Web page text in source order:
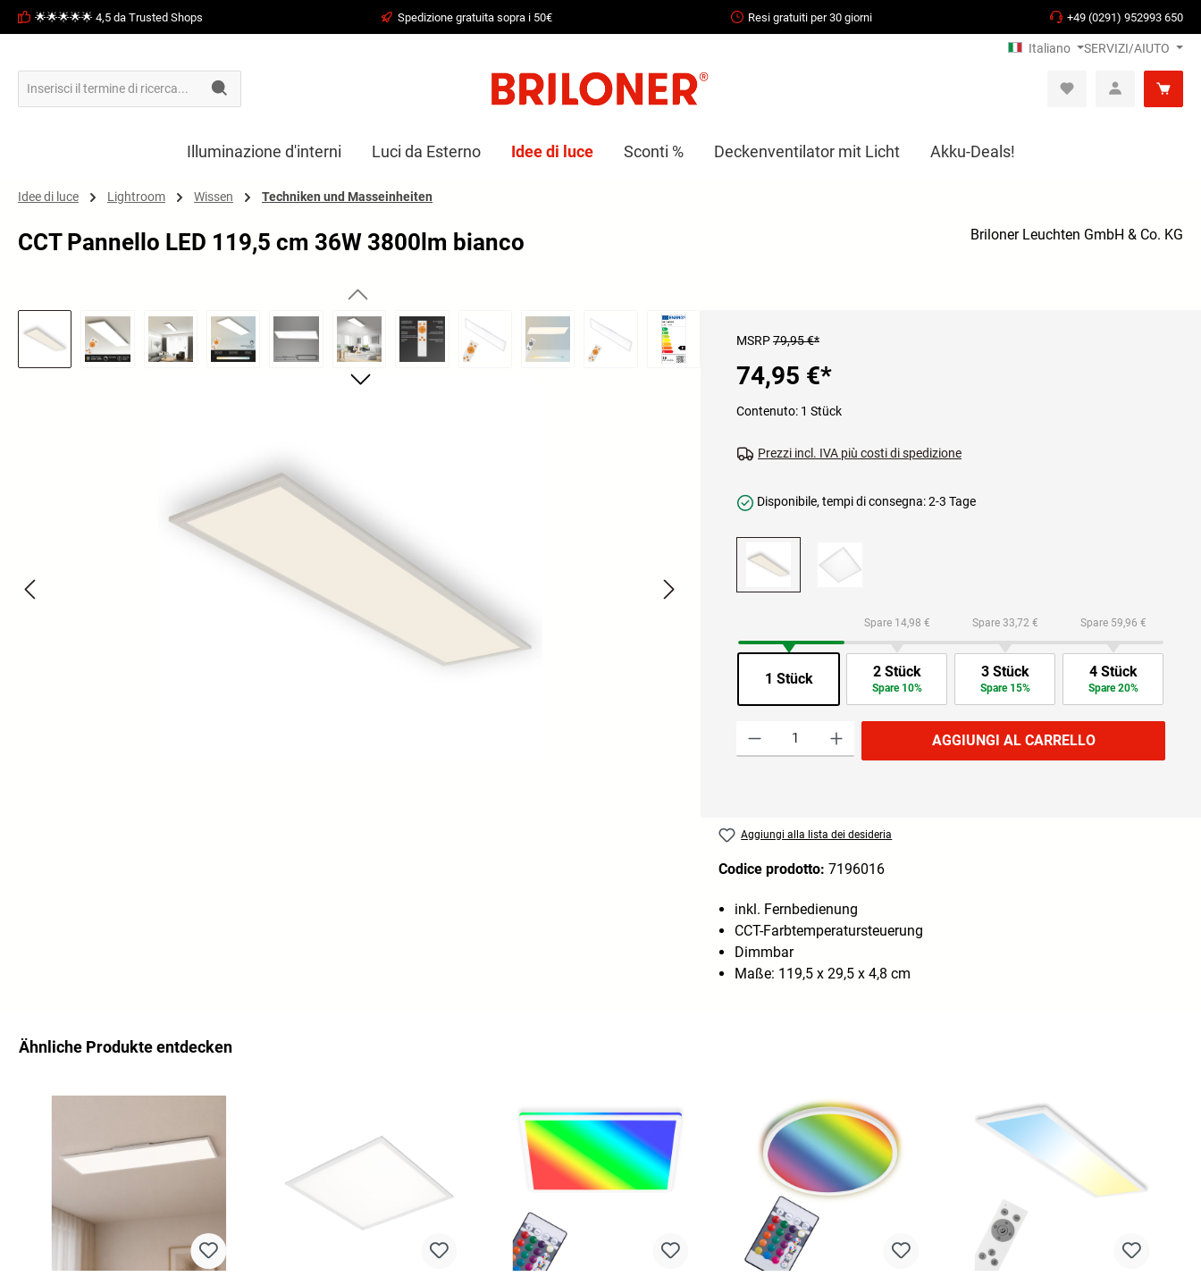
Passa alla navigazione principale
🌟🌟🌟🌟🌟 4,5 da Trusted Shops Spedizione gratuita sopra i 50€ Resi gratuiti per 30 giorni +49 (0291) 952993 650
Italiano SERVIZI/AIUTO
Illuminazione d'interni Luci da Esterno Idee di luce Sconti % Deckenventilator mit Licht Akku-Deals!
Idee di luce Lightroom Wissen Techniken und Masseinheiten
CCT Pannello LED 119,5 cm 36W 3800lm bianco Briloner Leuchten GmbH & Co. KG
Salta la galleria di immagini
MSRP79,95 €*
74,95 €*
Contenuto: 1 Stück
Prezzi incl. IVA più costi di spedizione
Disponibile, tempi di consegna: 2-3 Tage
1 Stück
Spare 14,98 €
2 Stück
Spare 10%
Spare 33,72 €
3 Stück
Spare 15%
Spare 59,96 €
4 Stück
Spare 20%
AGGIUNGI AL CARRELLO
Aggiungi alla lista dei desideria
Codice prodotto: 7196016
inkl. Fernbedienung
CCT-Farbtemperatursteuerung
Dimmbar
Maße: 119,5 x 29,5 x 4,8 cm
Ähnliche Produkte entdecken